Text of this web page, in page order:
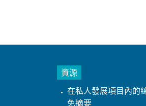
資源
在私人發展項目內的
免摘要